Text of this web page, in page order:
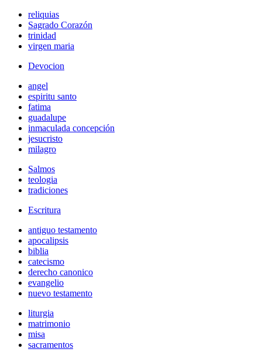
reliquias
Sagrado Corazón
trinidad
virgen maria
Devocion
angel
espiritu santo
fatima
guadalupe
inmaculada concepción
jesucristo
milagro
Salmos
teologia
tradiciones
Escritura
antiguo testamento
apocalipsis
biblia
catecismo
derecho canonico
evangelio
nuevo testamento
liturgia
matrimonio
misa
sacramentos